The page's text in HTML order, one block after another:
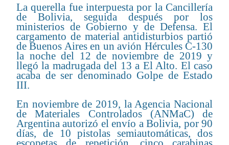
La querella fue interpuesta por la Cancillería
de Bolivia, seguida después por los
ministerios de Gobierno y de Defensa. El
cargamento de material antidisturbios partió
de Buenos Aires en un avión Hércules C-130
la noche del 12 de noviembre de 2019 y
llegó la madrugada del 13 a El Alto. El caso
acaba de ser denominado Golpe de Estado
III.
En noviembre de 2019, la Agencia Nacional
de Materiales Controlados (ANMaC) de
Argentina autorizó el envío a Bolivia, por 90
días, de 10 pistolas semiautomáticas, dos